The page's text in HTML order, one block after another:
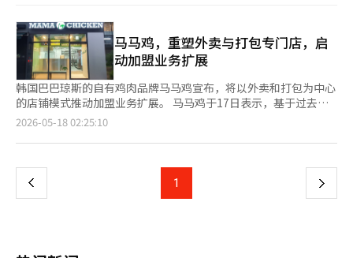
为了激发粉丝的情感，现场还设置了一个特别的空间。根据主角安
迪对玩具的珍惜与爱的故事线，访客可以在披萨形状的便签纸上写
下给‘我自己的安迪’的信，增添了感人的氛围。 现场还设置了
包括伍迪、巴斯、杰西等经典角色，以及此次系列新加入的智能平
板角色‘水生植物’的多种概念拍照区。访客中也可以看到穿着角
色服装的粉丝。 当天一位访客表示：“从《玩具总动员》第一部
上映时就开始是粉丝，小时候就想知道披萨星球的披萨是什么味
道，能亲自品尝非常有趣。” 访客在入场时领取的票据上，每完
成一次体验就会获得一个印章。通过答题和游戏等方式，集齐三个
壳、Crocs鞋、披萨毯、手提袋、联名T恤、保温杯和披萨优惠券
等丰富奖品也已准备就绪。 完成所有体验后，访客走出快闪店
时，外面的庭院迎接他们的是披萨车。在这里，访客可以按时品尝
参赛费用将用于儿童和青少年心理健康促进项目。今年的活动吸引
了约1万名市民参与。 巴巴琼斯向到场的参与者提供了其代表菜
单‘琼斯最爱可颂边披萨’，该产品是在原有的‘琼斯最爱’基础
上，加入可颂边，增强了酥脆口感和黄油风味的菜单。 巴巴琼斯
一直在利用移动披萨烹饪车‘魔法车’开展现场社会贡献活动。今
年4月，巴巴琼斯曾前往京畿道伊川的设峰小学，为全校师生提供
新鲜出炉的披萨，并在最近向免费餐食中心‘安娜之家’捐赠了
100块披萨。 此外，自2019年以来，巴巴琼斯还赞助青少年滑雪
比赛，并与好邻居合作开展慈善活动，持续为未来世代贡献力量。
动，每笔订单将为危机儿童支持基金积累1000韩元。 巴巴琼斯相
关人士表示：“我们将继续开展多种社会贡献活动，以帮助创造儿
马马鸡，重塑外卖与打包专门店，启
动加盟业务扩展
韩国巴巴琼斯的自有鸡肉品牌马马鸡宣布，将以外卖和打包为中心
的店铺模式推动加盟业务扩展。 马马鸡于17日表示，基于过去三
年经营直营店所积累的数据，将重新调整运营战略，专注于外卖和
营的代表菜品包括凯金炸鸡和水牛翅等。该品牌通过经营餐厅型、
效率和客户需求。 在此过程中，马马鸡关注到外卖平台主导的鸡
肉市场环境及日益增长的打包需求。随着外卖应用的佣金负担加
重新设计菜单构成、烹饪和包装方式，以提高订单处理效率。 店
2026-05-18 02:25:10
上
页
1 下